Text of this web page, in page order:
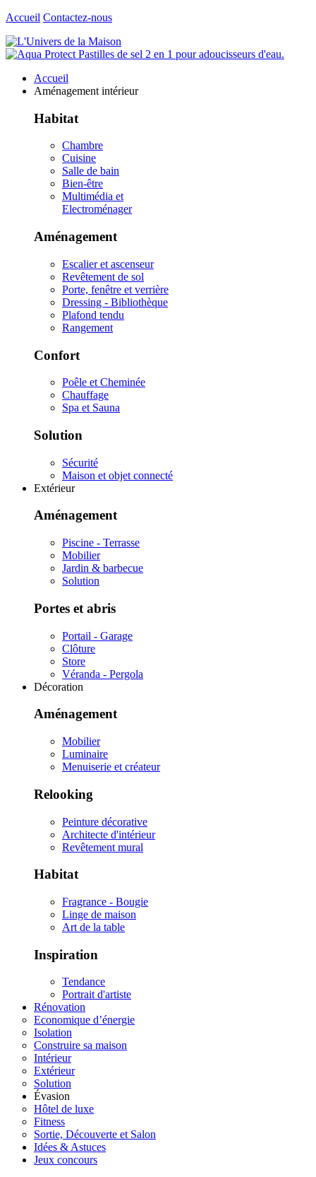
Accueil Contactez-nous
Accueil
Aménagement intérieur
Habitat
Chambre
Cuisine
Salle de bain
Bien-être
Multimédia et
Electroménager
Aménagement
Escalier et ascenseur
Revêtement de sol
Porte, fenêtre et verrière
Dressing - Bibliothèque
Plafond tendu
Rangement
Confort
Poêle et Cheminée
Chauffage
Spa et Sauna
Solution
Sécurité
Maison et objet connecté
Extérieur
Aménagement
Piscine - Terrasse
Mobilier
Jardin & barbecue
Solution
Portes et abris
Portail - Garage
Clôture
Store
Véranda - Pergola
Décoration
Aménagement
Mobilier
Luminaire
Menuiserie et créateur
Relooking
Peinture décorative
Architecte d'intérieur
Revêtement mural
Habitat
Fragrance - Bougie
Linge de maison
Art de la table
Inspiration
Tendance
Portrait d'artiste
Rénovation
Economique d’énergie
Isolation
Construire sa maison
Intérieur
Extérieur
Solution
Évasion
Hôtel de luxe
Fitness
Sortie, Découverte et Salon
Idées & Astuces
Jeux concours